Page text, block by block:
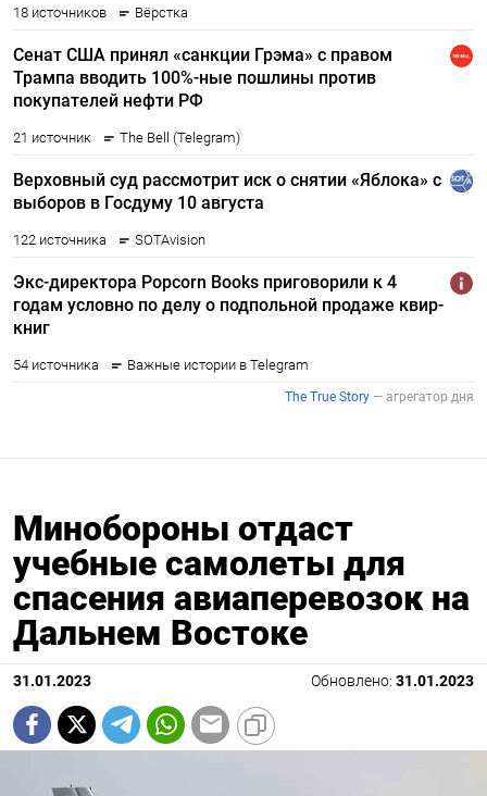
Минобороны отдаст
учебные самолеты для
спасения авиаперевозок на
Дальнем Востоке
31.01.2023 Обновлено: 31.01.2023